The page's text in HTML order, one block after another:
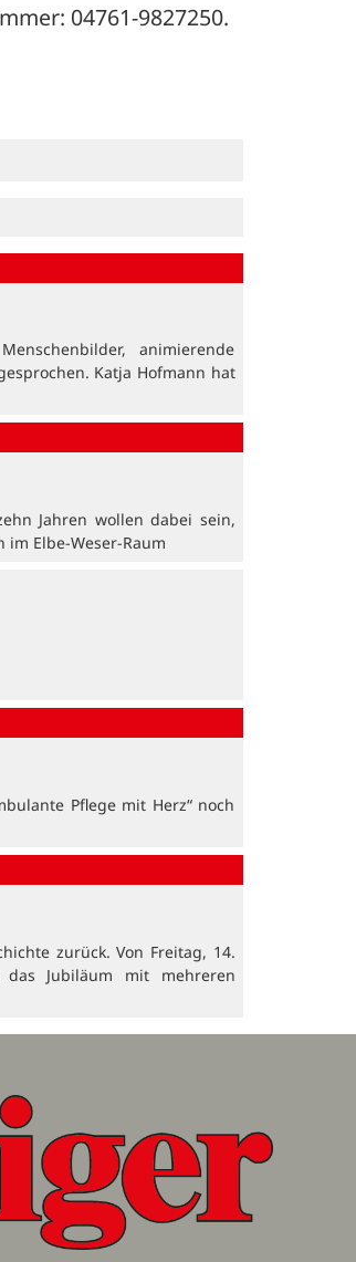
04761-9827250.
animierende
Katja Hofmann hat
Jahren wollen dabei sein,
Elbe-Weser-Raum
Pflege mit Herz“ noch
zurück. Von Freitag, 14.
Jubiläum mit mehreren